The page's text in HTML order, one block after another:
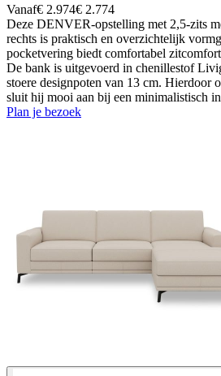
Vanaf€ 2.974€ 2.774
Deze DENVER-opstelling met 2,5-zits
rechts is praktisch en overzichtelijk
pocketvering biedt comfortabel
De bank is uitgevoerd in chenillestof
stoere designpoten van 13 cm. Hierdoor
sluit hij mooi aan bij een minimalistisch
Plan je bezoek